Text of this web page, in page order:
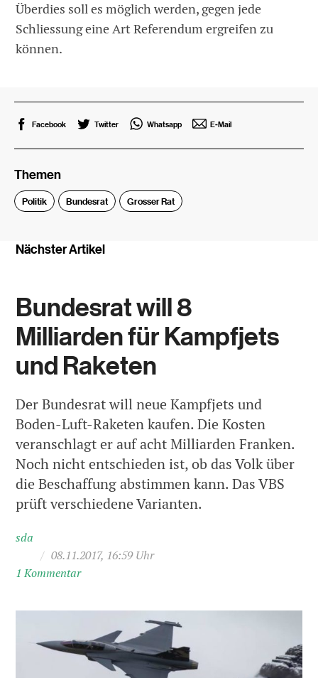
Überdies soll es möglich werden, gegen jede
Schliessung eine Art Referendum ergreifen zu
können.
Facebook Twitter Whatsapp E-Mail
Themen
Politik Bundesrat Grosser Rat
Nächster Artikel
Bundesrat will 8
Milliarden für Kampfjets
und Raketen
Der Bundesrat will neue Kampfjets und
Boden-Luft-Raketen kaufen. Die Kosten
veranschlagt er auf acht Milliarden Franken.
Noch nicht entschieden ist, ob das Volk über
die Beschaffung abstimmen kann. Das VBS
prüft verschiedene Varianten.
sda
/ 08.11.2017, 16:59 Uhr
1 Kommentar